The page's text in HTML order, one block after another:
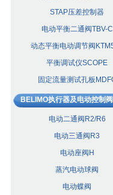
STAP压差控制器
电动平衡二通阀TBV-C
动态平衡电动调节阀
平衡调试仪SCOPE
固定流量测试孔板
BELIMO执行器及电动控制
电动二通阀R2/R6
电动三通阀R3
电动座阀H
蒸汽电动球阀
电动蝶阀